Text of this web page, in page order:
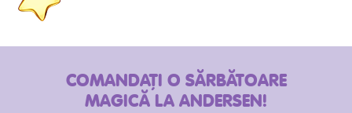
COMANDAȚI O SĂRBĂTOARE
MAGICĂ LA ANDERSEN!